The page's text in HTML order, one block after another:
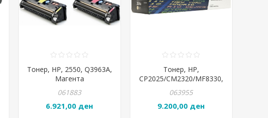
Тонер, HP, 2550, Q3963А,
Магента
061883
6.921,00 ден
Тонер, HP,
CP2025/CM2320/MF8330,
CC532A, Жолта
063955
9.200,00 ден